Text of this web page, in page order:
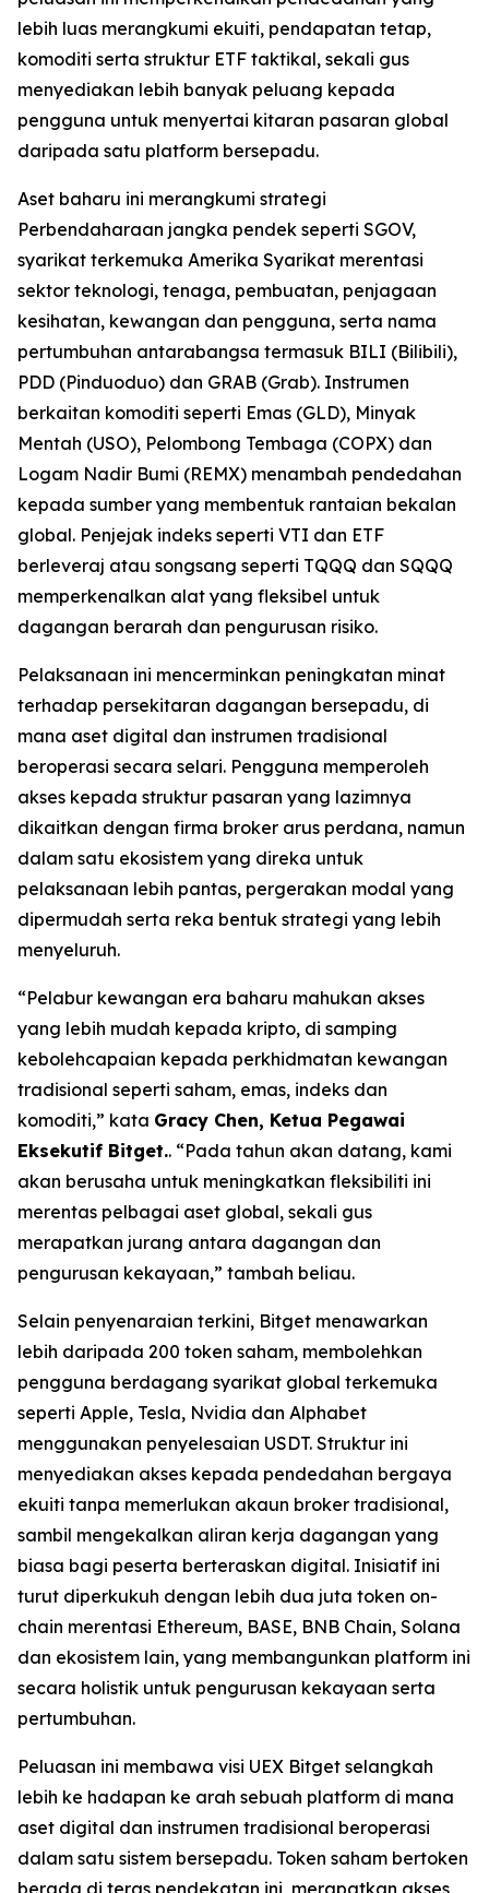
lebih luas merangkumi ekuiti, pendapatan tetap,
komoditi serta struktur ETF taktikal, sekali gus
menyediakan lebih banyak peluang kepada
pengguna untuk menyertai kitaran pasaran global
daripada satu platform bersepadu.
Aset baharu ini merangkumi strategi
Perbendaharaan jangka pendek seperti SGOV,
syarikat terkemuka Amerika Syarikat merentasi
sektor teknologi, tenaga, pembuatan, penjagaan
kesihatan, kewangan dan pengguna, serta nama
pertumbuhan antarabangsa termasuk BILI (Bilibili),
PDD (Pinduoduo) dan GRAB (Grab). Instrumen
berkaitan komoditi seperti Emas (GLD), Minyak
Mentah (USO), Pelombong Tembaga (COPX) dan
Logam Nadir Bumi (REMX) menambah pendedahan
kepada sumber yang membentuk rantaian bekalan
global. Penjejak indeks seperti VTI dan ETF
berleveraj atau songsang seperti TQQQ dan SQQQ
memperkenalkan alat yang fleksibel untuk
dagangan berarah dan pengurusan risiko.
Pelaksanaan ini mencerminkan peningkatan minat
terhadap persekitaran dagangan bersepadu, di
mana aset digital dan instrumen tradisional
beroperasi secara selari. Pengguna memperoleh
akses kepada struktur pasaran yang lazimnya
dikaitkan dengan firma broker arus perdana, namun
dalam satu ekosistem yang direka untuk
pelaksanaan lebih pantas, pergerakan modal yang
dipermudah serta reka bentuk strategi yang lebih
menyeluruh.
“Pelabur kewangan era baharu mahukan akses
yang lebih mudah kepada kripto, di samping
kebolehcapaian kepada perkhidmatan kewangan
tradisional seperti saham, emas, indeks dan
komoditi,” kata Gracy Chen, Ketua Pegawai
Eksekutif Bitget.. “Pada tahun akan datang, kami
akan berusaha untuk meningkatkan fleksibiliti ini
merentas pelbagai aset global, sekali gus
merapatkan jurang antara dagangan dan
pengurusan kekayaan,” tambah beliau.
Selain penyenaraian terkini, Bitget menawarkan
lebih daripada 200 token saham, membolehkan
pengguna berdagang syarikat global terkemuka
seperti Apple, Tesla, Nvidia dan Alphabet
menggunakan penyelesaian USDT. Struktur ini
menyediakan akses kepada pendedahan bergaya
ekuiti tanpa memerlukan akaun broker tradisional,
sambil mengekalkan aliran kerja dagangan yang
biasa bagi peserta berteraskan digital. Inisiatif ini
turut diperkukuh dengan lebih dua juta token on-
chain merentasi Ethereum, BASE, BNB Chain, Solana
dan ekosistem lain, yang membangunkan platform ini
secara holistik untuk pengurusan kekayaan serta
pertumbuhan.
Peluasan ini membawa visi UEX Bitget selangkah
lebih ke hadapan ke arah sebuah platform di mana
aset digital dan instrumen tradisional beroperasi
dalam satu sistem bersepadu. Token saham bertoken
berada di teras pendekatan ini, merapatkan akses